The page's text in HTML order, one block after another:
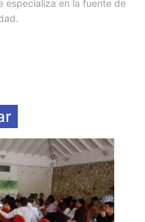
especializa en la fuente de